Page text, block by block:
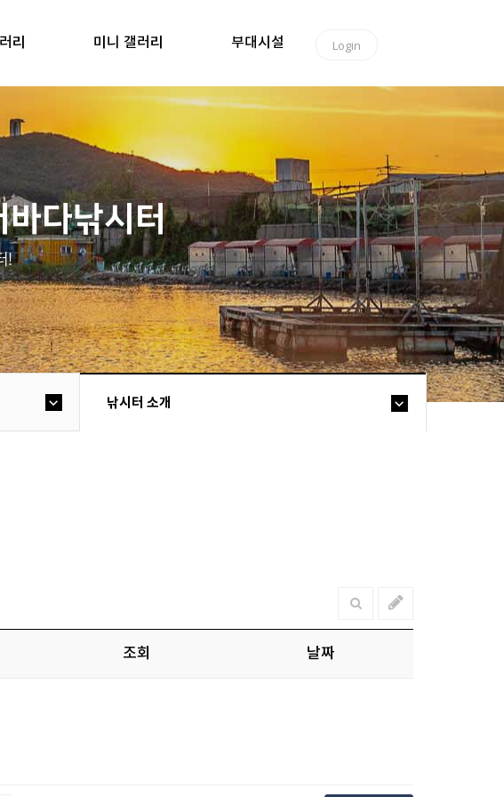
리 미니 갤러리 부대시설 Login
다낚시터
!
낚시터 소개
조회 날짜